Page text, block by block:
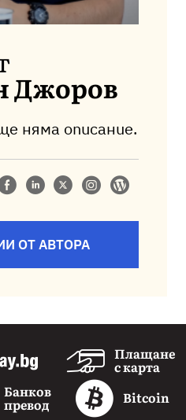
Джоров
няма описание.
ОТ АВТОРА
Плащане
с карта
Банков
превод
Bitcoin